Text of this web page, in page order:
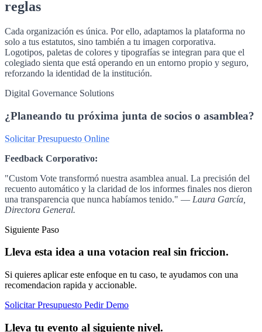
reglas
Cada organización es única. Por ello, adaptamos la plataforma no
solo a tus estatutos, sino también a tu imagen corporativa.
Logotipos, paletas de colores y tipografías se integran para que el
colegiado sienta que está operando en un entorno propio y seguro,
reforzando la identidad de la institución.
Digital Governance Solutions
¿Planeando tu próxima junta de socios o asamblea?
Solicitar Presupuesto Online
Feedback Corporativo:
"Custom Vote transformó nuestra asamblea anual. La precisión del
recuento automático y la claridad de los informes finales nos dieron
una transparencia que nunca habíamos tenido." — Laura García,
Directora General.
Siguiente Paso
Lleva esta idea a una votacion real sin friccion.
Si quieres aplicar este enfoque en tu caso, te ayudamos con una
recomendacion rapida y accionable.
Solicitar Presupuesto Pedir Demo
Lleva tu evento al siguiente nivel.